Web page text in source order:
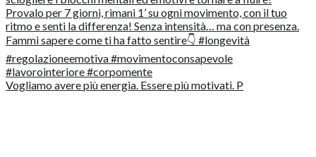
Vogliamo avere più energia. Essere più motivati. P